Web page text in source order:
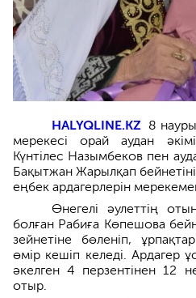
HALYQLINE.KZ 8
мерекесі орай аудан
Күнтілес Назымбеков пен
Бақытжан Жарылқап
еңбек ардагерлерін
Өнегелі әулеттің
болған Рабиға Көпешова
зейнетіне бөленіп,
өмір кешіп келеді. Ардагер
әкелген 4 перзентінен 12
отыр.